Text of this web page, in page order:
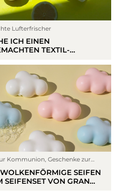
Lufterfrischer
ICH EINEN
TEXTIL-
Kommunion,Geschenke zur
,Seifen machenSEIFEN
SEIFENSET VON GRAN